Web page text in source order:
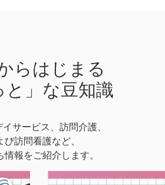
らはじまる
と」な豆知識
サービス、訪問介護、
び訪問看護など、
情報をご紹介します。